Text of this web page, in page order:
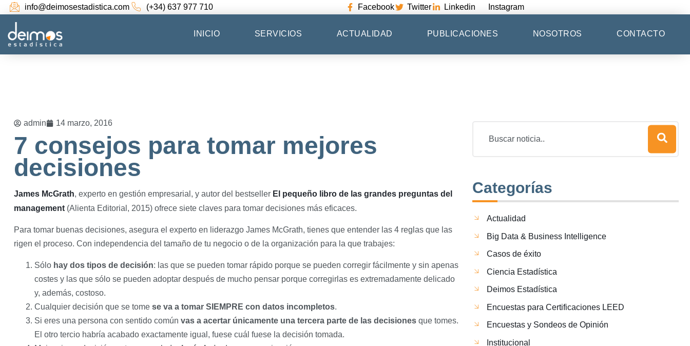
info@deimosestadistica.com (+34) 637 977 710 Facebook Twitter Linkedin Instagram
INICIO SERVICIOS ACTUALIDAD PUBLICACIONES NOSOTROS CONTACTO
admin 14 marzo, 2016
7 consejos para tomar mejores
decisiones
James McGrath, experto en gestión empresarial, y autor del bestseller El pequeño libro de las grandes preguntas del
management (Alienta Editorial, 2015) ofrece siete claves para tomar decisiones más eficaces.
Para tomar buenas decisiones, asegura el experto en liderazgo James McGrath, tienes que entender las 4 reglas que las
rigen el proceso. Con independencia del tamaño de tu negocio o de la organización para la que trabajes:
Sólo hay dos tipos de decisión: las que se pueden tomar rápido porque se pueden corregir fácilmente y sin apenas
costes y las que sólo se pueden adoptar después de mucho pensar porque corregirlas es extremadamente delicado
y, además, costoso.
Cualquier decisión que se tome se va a tomar SIEMPRE con datos incompletos.
Si eres una persona con sentido común vas a acertar únicamente una tercera parte de las decisiones que tomes.
El otro tercio habría acabado exactamente igual, fuese cuál fuese la decisión tomada.
Categorías
Actualidad
Big Data & Business Intelligence
Casos de éxito
Ciencia Estadística
Deimos Estadística
Encuestas para Certificaciones LEED
Encuestas y Sondeos de Opinión
Institucional